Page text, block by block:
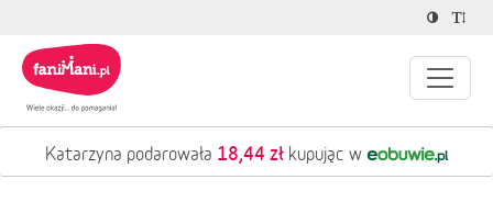
Katarzyna podarowała 18,44 złkupując w